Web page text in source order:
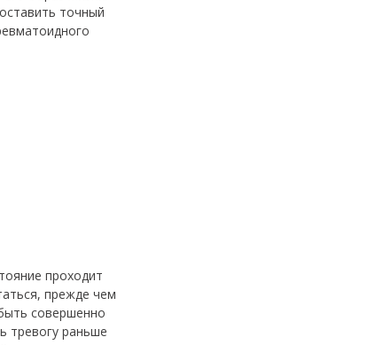
точный
проходит
прежде чем
совершенно
тревогу раньше